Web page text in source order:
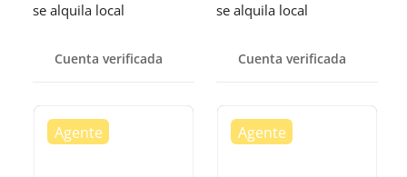
se alquila local
Cuenta verificada
se alquila local
Cuenta verificada